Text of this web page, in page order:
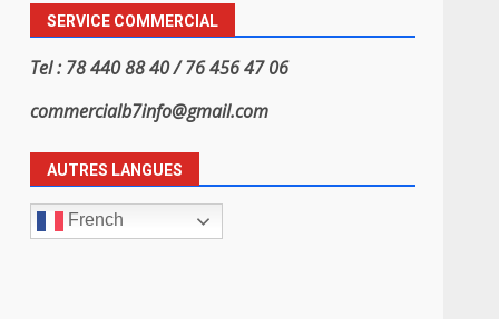
SERVICE COMMERCIAL
Tel : 78 440 88 40 / 76 456 47 06
commercialb7info@gmail.com
AUTRES LANGUES
French